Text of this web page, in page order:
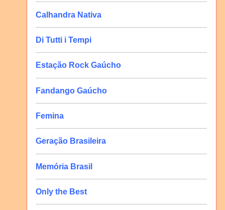
Calhandra Nativa
Di Tutti i Tempi
Estação Rock Gaúcho
Fandango Gaúcho
Femina
Geração Brasileira
Memória Brasil
Only the Best